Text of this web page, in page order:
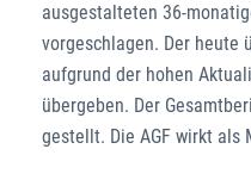
ausgestalteten 36-
vorgeschlagen. Der heute
aufgrund der hohen
übergeben. Der
gestellt. Die AGF wirkt